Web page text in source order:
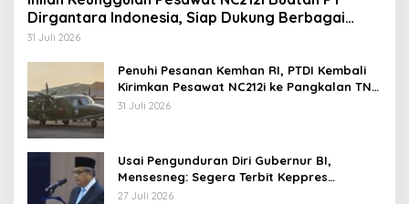
Dirgantara Indonesia, Siap Dukung Berbagai
Operasi TNI
31 Juli 2026
Penuhi Pesanan Kemhan RI, PTDI Kembali
Kirimkan Pesawat NC212i ke Pangkalan TNI
AU
31 Juli 2026
Usai Pengunduran Diri Gubernur BI,
Mensesneg: Segera Terbit Keppres
Pemberhentian dengan Hormat
27 Juli 2026